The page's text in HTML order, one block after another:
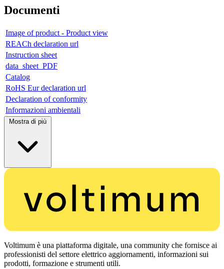
Documenti
Image of product - Product view
REACh declaration url
Instruction sheet
data_sheet_PDF
Catalog
RoHS Eur declaration url
Declaration of conformity
Informazioni ambientali
Mostra di più
Voltimum è una piattaforma digitale, una community che fornisce ai
professionisti del settore elettrico aggiornamenti, informazioni sui
prodotti, formazione e strumenti utili.